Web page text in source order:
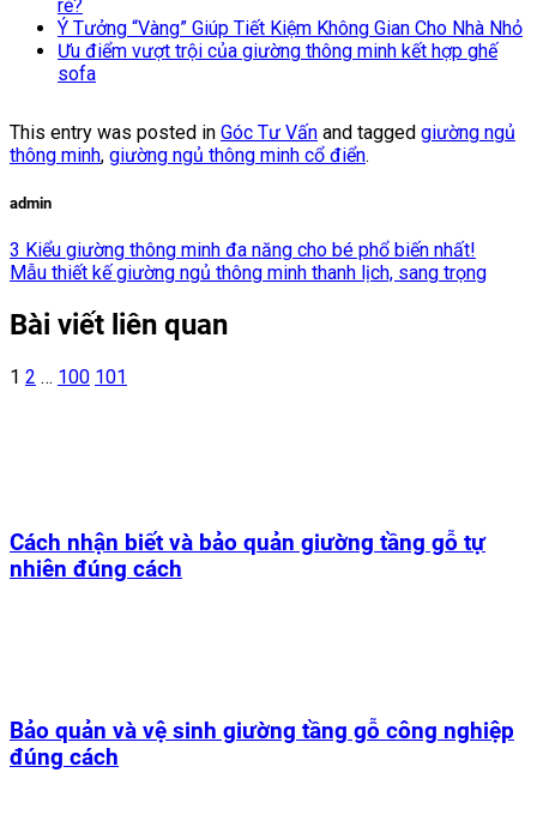
rẻ?
Ý Tưởng “Vàng” Giúp Tiết Kiệm Không Gian Cho Nhà Nhỏ
Ưu điểm vượt trội của giường thông minh kết hợp ghế
sofa
This entry was posted in Góc Tư Vấn and tagged giường ngủ
thông minh, giường ngủ thông minh cổ điển.
admin
3 Kiểu giường thông minh đa năng cho bé phổ biến nhất!
Mẫu thiết kế giường ngủ thông minh thanh lịch, sang trọng
Bài viết liên quan
1 2 … 100 101
Cách nhận biết và bảo quản giường tầng gỗ tự
nhiên đúng cách
Bảo quản và vệ sinh giường tầng gỗ công nghiệp
đúng cách